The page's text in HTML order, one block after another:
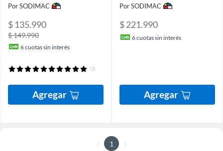
Por SODIMAC
$ 135.990
$ 149.990
6cuotas sin interés
(2)
Agregar
Por SODIMAC
$ 221.990
6cuotas sin interés
Agregar
1